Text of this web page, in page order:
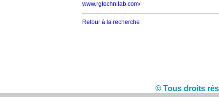
www.rgtechnilab.com/
Retour à la recherche
© Tous droits